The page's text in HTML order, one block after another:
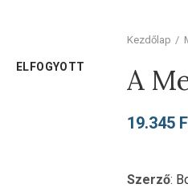
ELFOGYOTT
Kezdőlap
A
19.345
Szerző: